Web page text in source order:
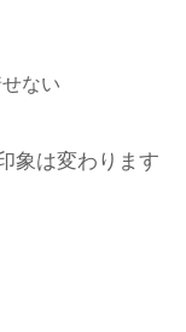
ない
象は変わります